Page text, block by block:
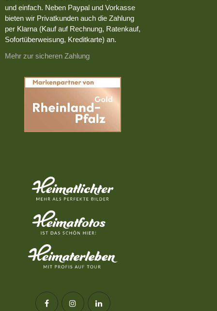
und einfach. Neben Paypal und Vorkasse
bieten wir Privatkunden auch die Zahlung
per Klarna (Kauf auf Rechnung, Ratenkauf,
Sofortüberweisung, Kreditkarte) an.
Mehr zur sicheren Zahlung